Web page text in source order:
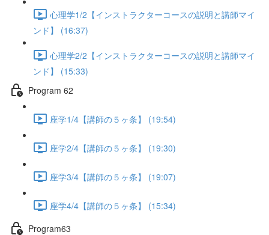
心理学1/2【インストラクターコースの説明と講師マイ
ンド】 (16:37)
心理学2/2【インストラクターコースの説明と講師マイ
ンド】 (15:33)
Program 62
座学1/4【講師の５ヶ条】 (19:54)
座学2/4【講師の５ヶ条】 (19:30)
座学3/4【講師の５ヶ条】 (19:07)
座学4/4【講師の５ヶ条】 (15:34)
Program63